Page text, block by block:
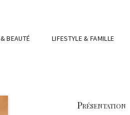
BEAUTÉ LIFESTYLE & FAMILLE
Présentation